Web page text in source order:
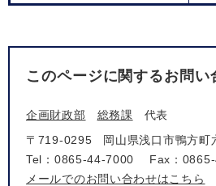
このページに関するお問い
企画財政部 総務課
代表
〒719-0295
岡山県浅口市鴨方町
Tel：0865-44-7000
Fax：
メールでのお問い合わせはこちら